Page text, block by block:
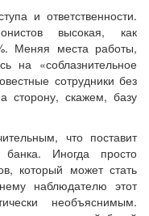
и ответственности.
высокая, как
Меняя места работы,
на «соблазнительное
сотрудники без
сторону, скажем, базу
что поставит
Иногда просто
который может стать
наблюдателю этот
необъяснимым.